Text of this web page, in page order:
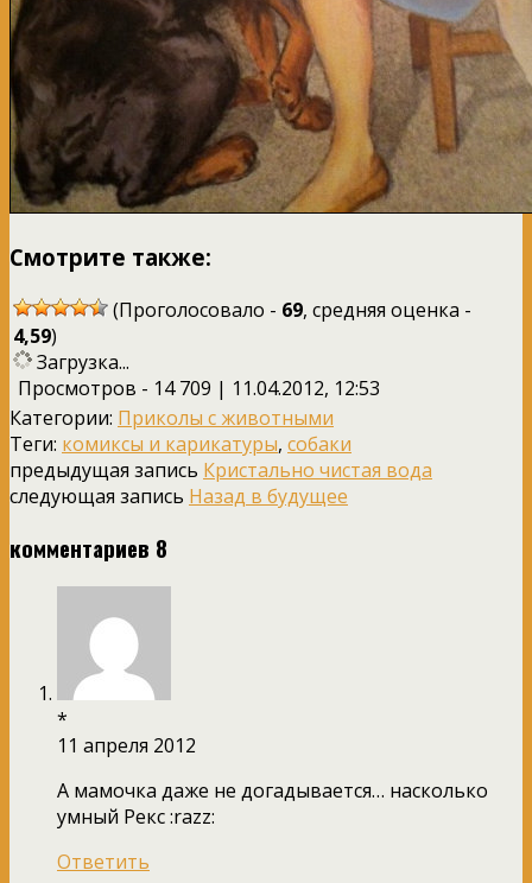
Смотрите также:
(Проголосовало - 69, средняя оценка -
4,59)
Загрузка...
Просмотров - 14 709 | 11.04.2012, 12:53
Категории: Приколы с животными
Теги: комиксы и карикатуры, собаки
предыдущая запись Кристально чистая вода
следующая запись Назад в будущее
комментариев 8
*
11 апреля 2012
А мамочка даже не догадывается… насколько
умный Рекс :razz:
Ответить